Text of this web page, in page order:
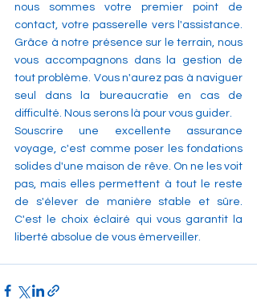
nous sommes votre premier point de
contact, votre passerelle vers l'assistance.
Grâce à notre présence sur le terrain, nous
vous accompagnons dans la gestion de
tout problème. Vous n'aurez pas à naviguer
seul dans la bureaucratie en cas de
difficulté. Nous serons là pour vous guider.
Souscrire une excellente assurance
voyage, c'est comme poser les fondations
solides d'une maison de rêve. On ne les voit
pas, mais elles permettent à tout le reste
de s'élever de manière stable et sûre.
C'est le choix éclairé qui vous garantit la
liberté absolue de vous émerveiller.